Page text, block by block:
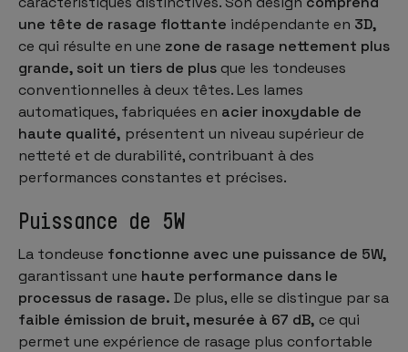
une tête de rasage flottante indépendante en 3D,
ce qui résulte en une zone de rasage nettement plus
grande, soit un tiers de plus que les tondeuses
conventionnelles à deux têtes. Les lames
automatiques, fabriquées en acier inoxydable de
haute qualité, présentent un niveau supérieur de
netteté et de durabilité, contribuant à des
performances constantes et précises.
Puissance de 5W
La tondeuse fonctionne avec une puissance de 5W,
garantissant une haute performance dans le
processus de rasage. De plus, elle se distingue par sa
faible émission de bruit, mesurée à 67 dB, ce qui
permet une expérience de rasage plus confortable